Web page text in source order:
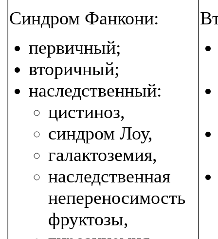
Синдром Фанкони:
первичный;
вторичный;
наследственный:
цистиноз,
синдром Лоу,
галактоземия,
наследственная
непереносимость
фруктозы,